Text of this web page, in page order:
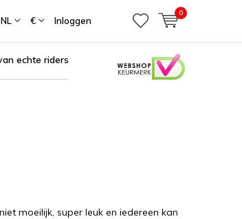
NL € Inloggen
0
echte riders
moeilijk, super leuk en iedereen kan